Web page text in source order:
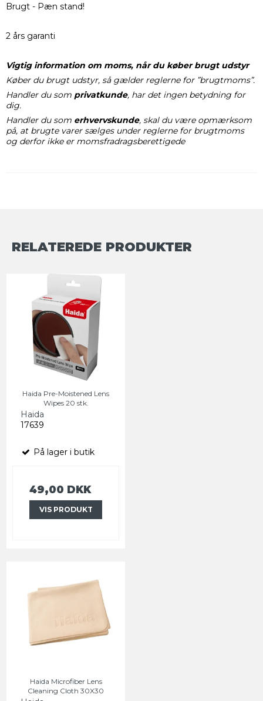
Brugt - Pæn stand!
2 års garanti
Vigtig information om moms, når du køber brugt udstyr
Køber du brugt udstyr, så gælder reglerne for ”brugtmoms”.
Handler du som privatkunde, har det ingen betydning for
dig.
Handler du som erhvervskunde, skal du være opmærksom
på, at brugte varer sælges under reglerne for brugtmoms
og derfor ikke er momsfradragsberettigede
RELATEREDE PRODUKTER
Haida Pre-Moistened Lens
Wipes 20 stk.
Haida
17639
På lager i butik
49,00 DKK
VIS PRODUKT
Haida Microfiber Lens
Cleaning Cloth 30X30